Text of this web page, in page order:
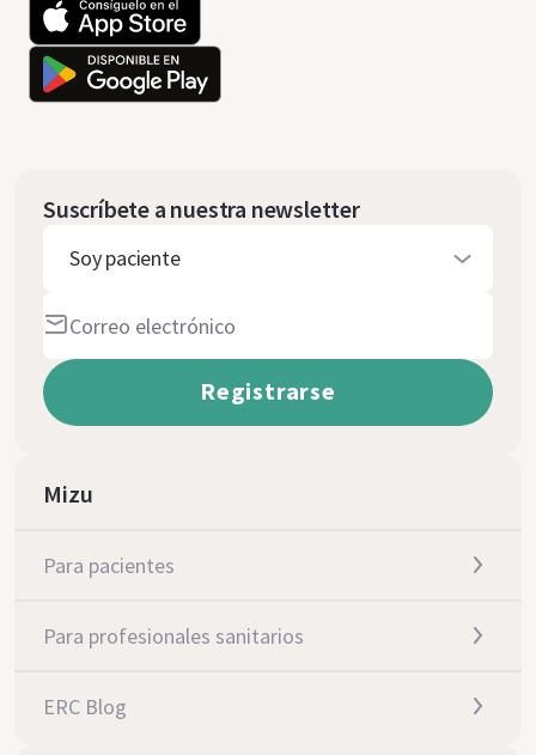
Suscríbete a nuestra newsletter
Soy paciente
Mizu
Para pacientes
Para profesionales sanitarios
ERC Blog